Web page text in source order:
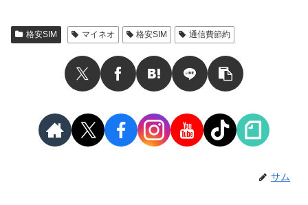
格安SIM マイネオ 格安SIM 通信費節約
サム